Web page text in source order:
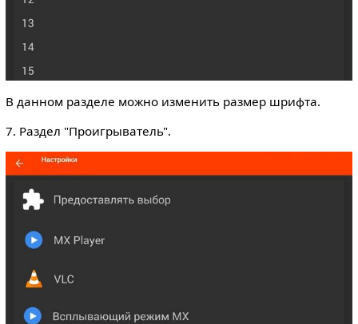
В данном разделе можно изменить размер шрифта.
7. Раздел "Проигрыватель".